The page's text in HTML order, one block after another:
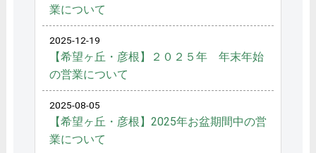
業について
2025-12-19
【希望ヶ丘・彦根】２０２５年 年末年始
の営業について
2025-08-05
【希望ヶ丘・彦根】2025年お盆期間中の営
業について